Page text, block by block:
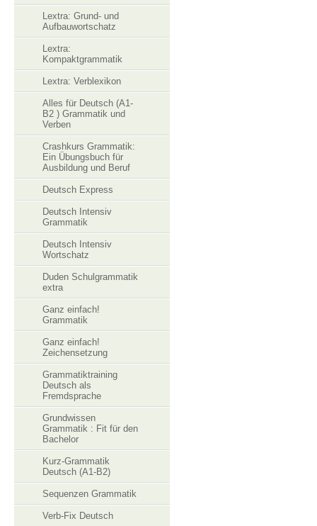
Lextra: Grund- und
Aufbauwortschatz
Lextra:
Kompaktgrammatik
Lextra: Verblexikon
Alles für Deutsch (A1-
B2 ) Grammatik und
Verben
Crashkurs Grammatik:
Ein Übungsbuch für
Ausbildung und Beruf
Deutsch Express
Deutsch Intensiv
Grammatik
Deutsch Intensiv
Wortschatz
Duden Schulgrammatik
extra
Ganz einfach!
Grammatik
Ganz einfach!
Zeichensetzung
Grammatiktraining
Deutsch als
Fremdsprache
Grundwissen
Grammatik : Fit für den
Bachelor
Kurz-Grammatik
Deutsch (A1-B2)
Sequenzen Grammatik
Verb-Fix Deutsch